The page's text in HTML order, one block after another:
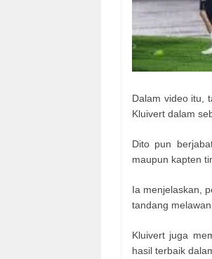
Dalam video itu,
Kluivert dalam
Dito pun
maupun kapten
Ia menjelaskan,
tandang
Kluivert juga
hasil terbaik